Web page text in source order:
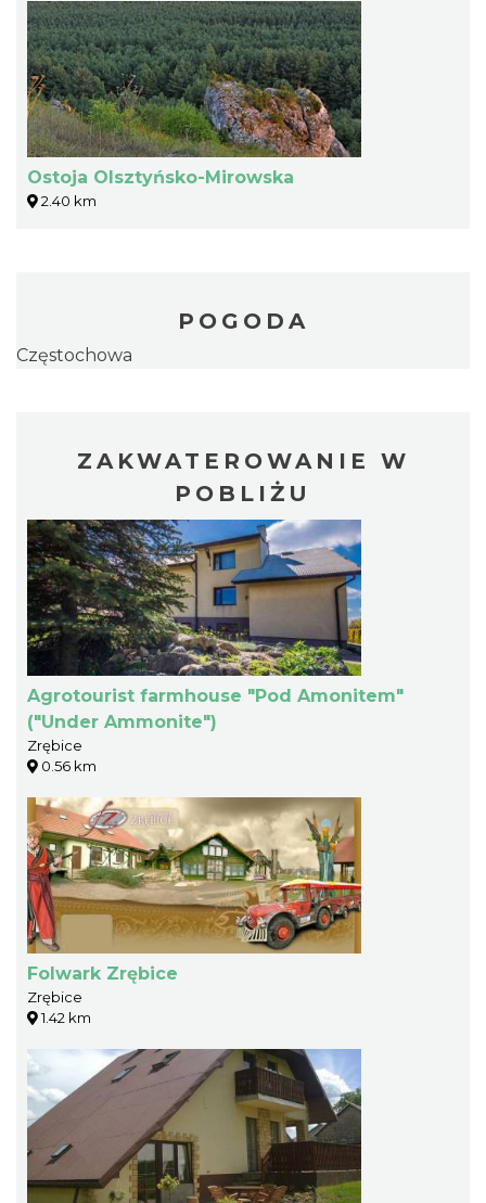
Ostoja Olsztyńsko-Mirowska
2.40 km
POGODA
Częstochowa
ZAKWATEROWANIE W
POBLIŻU
Agrotourist farmhouse "Pod Amonitem"
("Under Ammonite")
Zrębice
0.56 km
Folwark Zrębice
Zrębice
1.42 km